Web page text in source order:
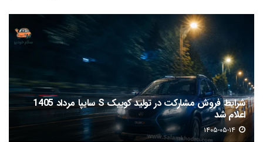
شرایط فروش مشارکت در تولید کوییک S سایپا مرداد 1405
اعلام شد